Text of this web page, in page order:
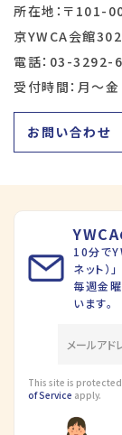
所在地：〒101-
京YWCA会館
電話：03-3292-
受付時間：月～
お問い合わせ
YWCA
10分で
ネット）」
毎週金
います。
This site is
of Service apply.